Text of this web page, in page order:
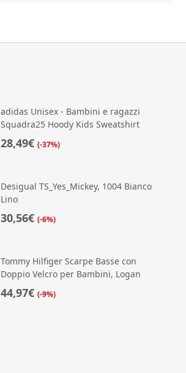
adidas Unisex - Bambini e ragazzi
Squadra25 Hoody Kids Sweatshirt
28,49€ (-37%)
Desigual TS_Yes_Mickey, 1004 Bianco
Lino
30,56€ (-6%)
Tommy Hilfiger Scarpe Basse con
Doppio Velcro per Bambini, Logan
44,97€ (-9%)